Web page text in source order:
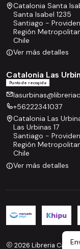
Catalonia Santa
Santa Isabel 1235
Santiago -
Región
Chile
Ver más detalles
Catalonia Las
Punto de recogida
+56222341037
Catalonia Las
Las Urbinas 17
Santiago -
Región
Chile
Ver más detalles
2026 Libreria